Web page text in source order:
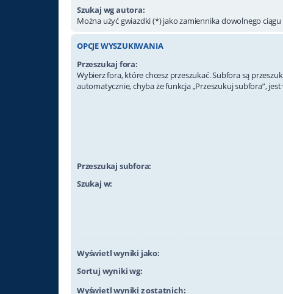
Szukaj wg autora:
Można użyć gwiazdki (*) jako zamiennika dowolnego
OPCJE WYSZUKIWANIA
Przeszukaj fora:
Wybierz fora, które chcesz przeszukać. Subfora są
automatycznie, chyba że funkcja „Przeszukuj subfora”, jest
Przeszukaj subfora:
Szukaj w:
Wyświetl wyniki jako:
Sortuj wyniki wg:
Wyświetl wyniki z ostatnich: